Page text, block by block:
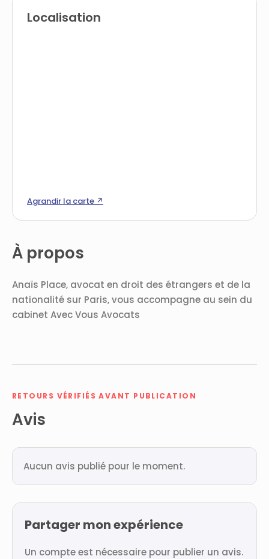
À propos
Anaïs Place, avocat en droit des étrangers et de la
nationalité sur Paris, vous accompagne au sein du
cabinet Avec Vous Avocats
RETOURS VÉRIFIÉS AVANT PUBLICATION
Avis
Aucun avis publié pour le moment.
Partager mon expérience
Un compte est nécessaire pour publier un avis.
Localisation
Agrandir la carte ↗